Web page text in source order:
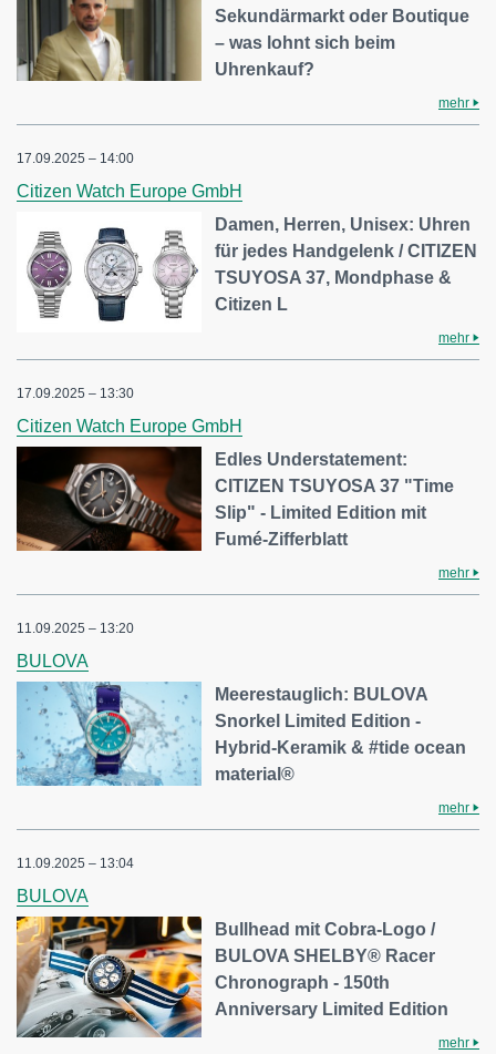
Sekundärmarkt oder Boutique
– was lohnt sich beim
Uhrenkauf?
mehr
17.09.2025 – 14:00
Citizen Watch Europe GmbH
Damen, Herren, Unisex: Uhren
für jedes Handgelenk / CITIZEN
TSUYOSA 37, Mondphase &
Citizen L
mehr
17.09.2025 – 13:30
Citizen Watch Europe GmbH
Edles Understatement:
CITIZEN TSUYOSA 37 "Time
Slip" - Limited Edition mit
Fumé-Zifferblatt
mehr
11.09.2025 – 13:20
BULOVA
Meerestauglich: BULOVA
Snorkel Limited Edition -
Hybrid-Keramik & #tide ocean
material®
mehr
11.09.2025 – 13:04
BULOVA
Bullhead mit Cobra-Logo /
BULOVA SHELBY® Racer
Chronograph - 150th
Anniversary Limited Edition
mehr